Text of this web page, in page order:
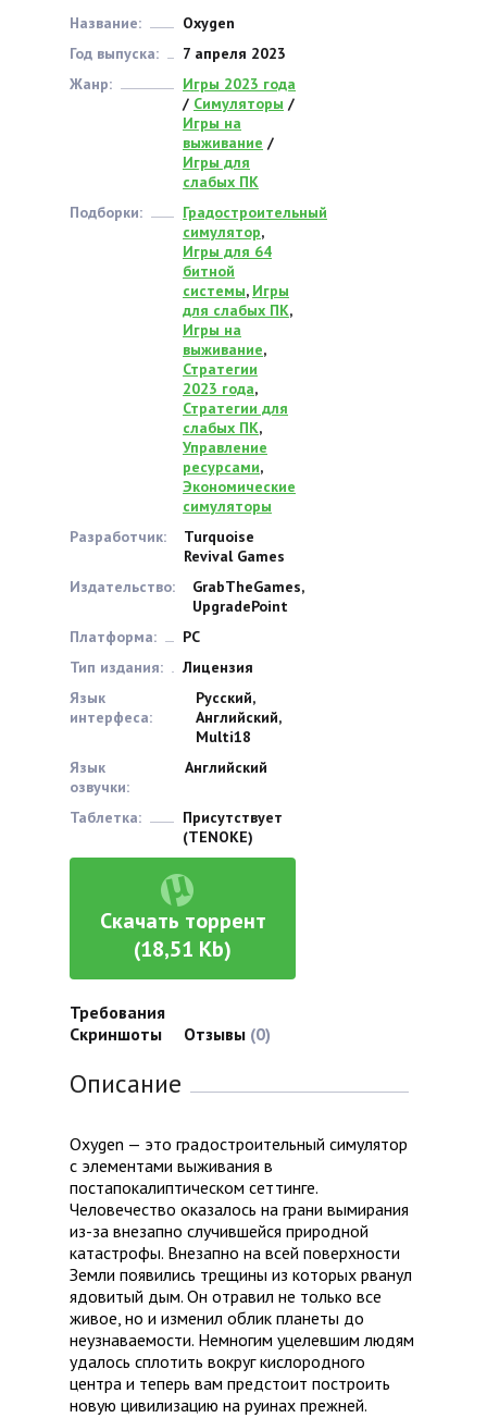
Название:
Oxygen
Год выпуска:
7 апреля 2023
Жанр:
Игры 2023 года
/ Симуляторы /
Игры на
выживание /
Игры для
слабых ПК
Подборки:
Градостроительный
симулятор,
Игры для 64
битной
системы, Игры
для слабых ПК,
Игры на
выживание,
Стратегии
2023 года,
Стратегии для
слабых ПК,
Управление
ресурсами,
Экономические
симуляторы
Разработчик:
Turquoise
Revival Games
Издательство:
GrabTheGames,
UpgradePoint
Платформа:
PC
Тип издания:
Лицензия
Язык
интерфеса:
Русский,
Английский,
Multi18
Язык
озвучки:
Английский
Таблетка:
Присутствует
(TENOKE)
Скачать торрент
(18,51 Kb)
Требования
Скриншоты
Отзывы (0)
Описание
Oxygen — это градостроительный симулятор
с элементами выживания в
постапокалиптическом сеттинге.
Человечество оказалось на грани вымирания
из-за внезапно случившейся природной
катастрофы. Внезапно на всей поверхности
Земли появились трещины из которых рванул
ядовитый дым. Он отравил не только все
живое, но и изменил облик планеты до
неузнаваемости. Немногим уцелевшим людям
удалось сплотить вокруг кислородного
центра и теперь вам предстоит построить
новую цивилизацию на руинах прежней.